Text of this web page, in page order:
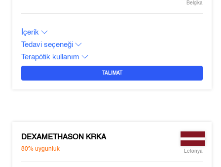
Belçika
İçerik
Tedavi seçeneği
Terapötik kullanım
TALIMAT
DEXAMETHASON KRKA
80%uygunluk Letonya